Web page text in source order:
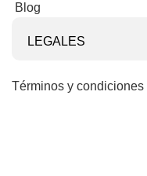
Blog
LEGALES
Términos y condiciones